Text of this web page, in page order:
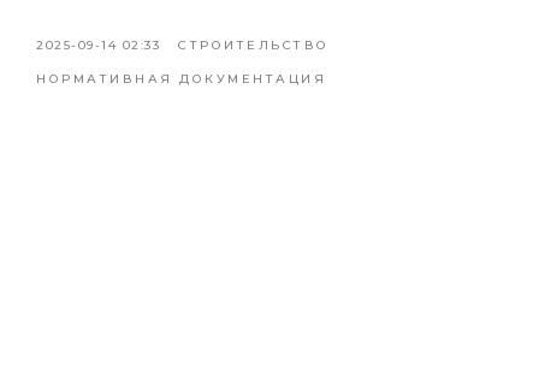
2025-09-14 02:33 СТРОИТЕЛЬСТВО
НОРМАТИВНАЯ ДОКУМЕНТАЦИЯ